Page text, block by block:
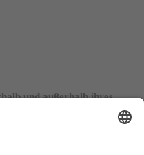
und außerhalb ihres
und der
würdig erweisen.